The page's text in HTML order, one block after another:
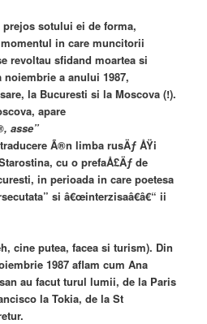
sotului ei de forma,
in care muncitorii
revoltau sfidand moartea si
a anului 1987,
la Bucuresti si la Moscova (!).
apare
asse”
Ã®n limba rusÄƒ ÅŸi
cu o prefaÅ£Äƒ de
in perioada in care poetesa
si â€œinterzisaâ€â€“ ii
cine putea, facea si turism). Din
1987 aflam cum Ana
au facut turul lumii, de la Paris
la Tokia, de la St